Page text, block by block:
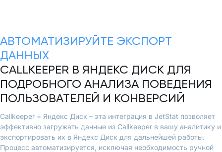
АВТОМАТИЗИРУЙТЕ ЭКСПОРТ
ДАННЫХ
CALLKEEPER В ЯНДЕКС ДИСК ДЛЯ
ПОДРОБНОГО АНАЛИЗА ПОВЕДЕНИЯ
ПОЛЬЗОВАТЕЛЕЙ И КОНВЕРСИЙ
Callkeeper + Яндекс Диск – эта интеграция в JetStat позволяет
эффективно загружать данные из Callkeeper в вашу аналитику и
экспортировать их в Яндекс Диск для дальнейшей работы.
Процесс автоматизируется, исключая необходимость ручной